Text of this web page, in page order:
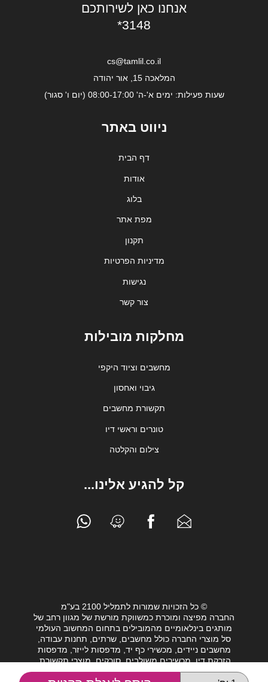
אנחנו כאן לשירותכם
*3148
cs@tamlil.co.il
המלאכה 15, אור יהודה
שעות פעילות: ימים א'-ה' 08:00-17:00 (יום ו' סגור)
ניווט באתר
דף הבית
אודות
בלוג
מפת אתר
תקנון
מדיניות הפרטיות
נגישות
צור קשר
מחלקות מובילות
מחשבים וציוד היקפי
גיבוי ואחסון
תקשורת מחשבים
טונרים וראשי דיו
צילום והקלטה
קל להגיע אלינו...
© כל הזכויות שמורות לתמליל 2100 בע"מ
החברה מפיצה ומוכרת כמשווקת מורשת של מגוון רחב של
מותגים בינלאומיים מהמובילים בתחום המחשוב העולמי
סל מוצרי החברה כולל מחשבים, שרתים, תחנות עבודה,
מחשבים ניידים, מכשירי כף יד, מדפסות לייזר, מדפסות
הזרקת דיו, מכשירים משולבים, סורקים, מוצרי תקשורת,
חלקי מחשב, כונני גיבוי וציוד נלווה מגוון לעולם המחשבים.